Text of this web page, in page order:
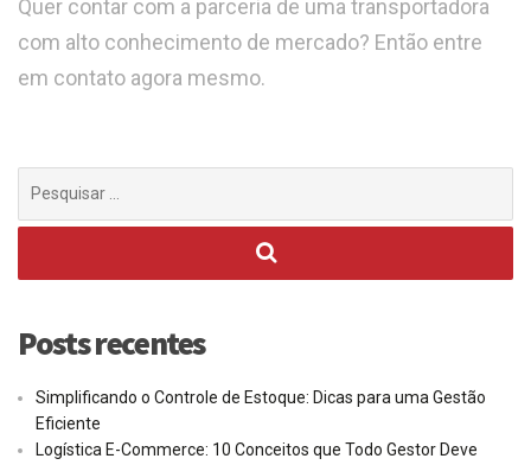
Quer contar com a parceria de uma transportadora
com alto conhecimento de mercado? Então entre
em contato agora mesmo.
por:
Posts recentes
Simplificando o Controle de Estoque: Dicas para uma Gestão
Eficiente
Logística E-Commerce: 10 Conceitos que Todo Gestor Deve